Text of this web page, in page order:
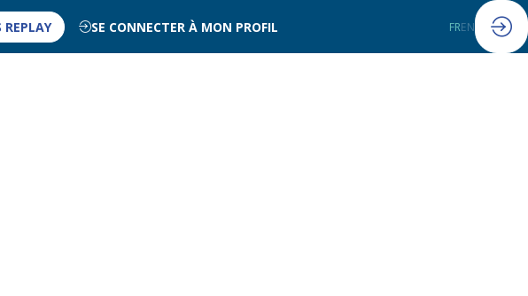
REPLAY SE CONNECTER À MON PROFIL FREN